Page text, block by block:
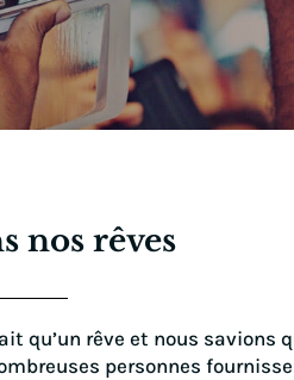
nos rêves
qu’un rêve et nous savions
personnes